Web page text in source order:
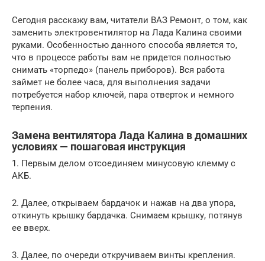
Сегодня расскажу вам, читатели ВАЗ Ремонт, о том, как
заменить электровентилятор на Лада Калина своими
руками. Особенностью данного способа является то,
что в процессе работы вам не придется полностью
снимать «торпедо» (панель приборов). Вся работа
займет не более часа, для выполнения задачи
потребуется набор ключей, пара отверток и немного
терпения.
Замена вентилятора Лада Калина в домашних
условиях — пошаговая инструкция
1. Первым делом отсоединяем минусовую клемму с
АКБ.
2. Далее, открываем бардачок и нажав на два упора,
откинуть крышку бардачка. Снимаем крышку, потянув
ее вверх.
3. Далее, по очереди откручиваем винты крепления.